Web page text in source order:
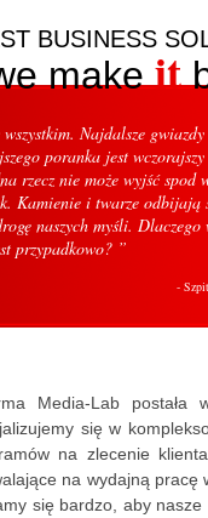
Najdalsze
poranka jest wczorajszy
rzecz nie może wyjść spod
Kamienie i twarze odbijają
naszych myśli. Dlaczego
przypadkowo? ”
-
BUSINESS
makeit
Media-Lab postała
się w
na zlecenie
na wydajną pracę
się bardzo, aby nasze